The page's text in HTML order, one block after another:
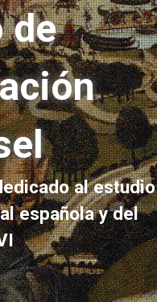
de
al estudio
española y del